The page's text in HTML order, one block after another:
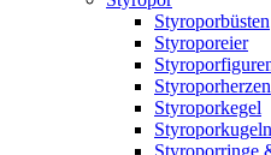
Styroporbüsten
Styroporeier
Styroporherzen
Styroporkegel
Styroporkugeln
Styroporringe